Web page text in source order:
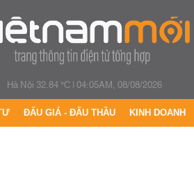
Hà Nội 32.84 °C|04:05AM, 08/08/2026
ĐẤU GIÁ - ĐẤU THẦU KINH DOANH